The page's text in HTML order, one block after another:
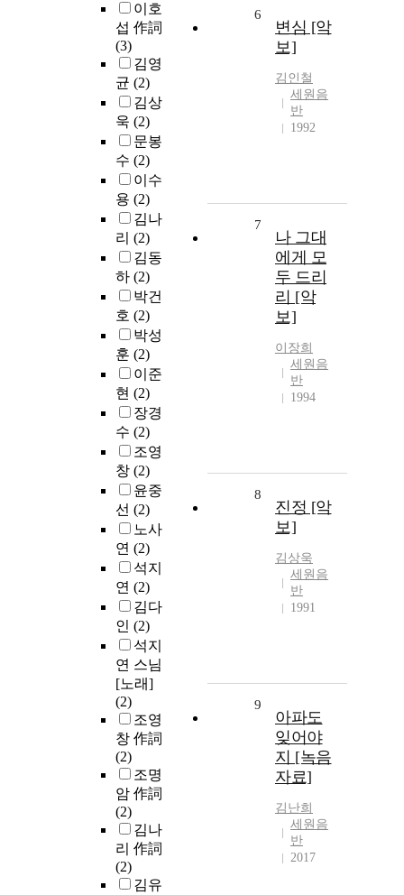
이호
섭 作詞
(3)
김영
균 (2)
김상
욱 (2)
문봉
수 (2)
이수
용 (2)
김나
리 (2)
김동
하 (2)
박건
호 (2)
박성
훈 (2)
이준
현 (2)
장경
수 (2)
조영
창 (2)
윤중
선 (2)
노사
연 (2)
석지
연 (2)
김다
인 (2)
석지
연 스님
[노래]
(2)
조영
창 作詞
(2)
조명
암 作詞
(2)
김나
리 作詞
(2)
김유
6
변심 [악
보]
김인철
세원음
반
1992
7
나 그대
에게 모
두 드리
리 [악
보]
이장희
세원음
반
1994
8
진정 [악
보]
김상욱
세원음
반
1991
9
아파도
잊어야
지 [녹음
자료]
김난희
세원음
반
2017